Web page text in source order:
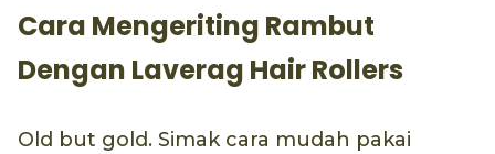
Cara Mengeriting Rambut
Dengan Laverag Hair Rollers
Old but gold. Simak cara mudah pakai